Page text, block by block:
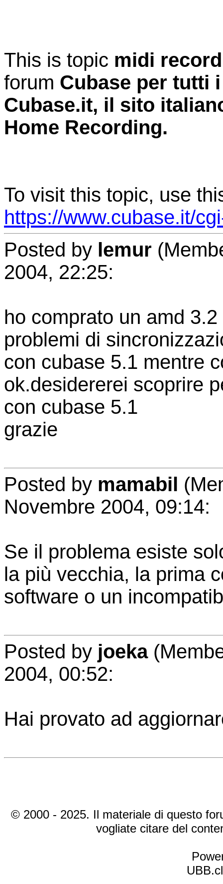
This is topic midi
forum Cubase per tutti
Cubase.it, il sito
Home Recording.
To visit this topic, use
https://www.cubase.it/
Posted by lemur
2004, 22:25:
ho comprato un amd
problemi di
con cubase 5.1 mentre
ok.desidererei scoprire
con cubase 5.1
grazie
Posted by mamabil
Novembre 2004, 09:14:
Se il problema esiste
la più vecchia, la prima
software o un
Posted by joeka
2004, 00:52:
Hai provato ad
© 2000 - 2025. Il materiale di questo
vogliate citare del